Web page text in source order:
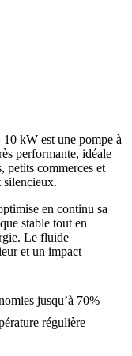
kW est une pompe à
performante, idéale
petits commerces et
silencieux.
en continu sa
stable tout en
Le fluide
et un impact
jusqu’à 70%
régulière